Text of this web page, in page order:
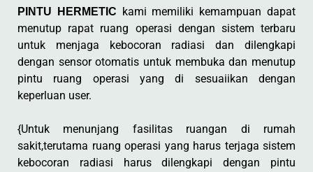
PINTU HERMETIC kami memiliki kemampuan dapat
menutup rapat ruang operasi dengan sistem terbaru
untuk menjaga kebocoran radiasi dan dilengkapi
dengan sensor otomatis untuk membuka dan menutup
pintu ruang operasi yang di sesuaiikan dengan
keperluan user.
{Untuk menunjang fasilitas ruangan di rumah
sakit,terutama ruang operasi yang harus terjaga sistem
kebocoran radiasi harus dilengkapi dengan pintu